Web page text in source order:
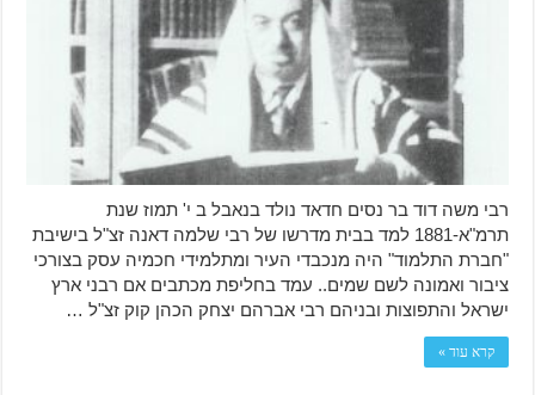
רבי משה דוד בר נסים חדאד נולד בנאבל ב י' תמוז שנת
תרמ"א-1881 למד בבית מדרשו של רבי שלמה דאנה זצ"ל בישיבת
"חברת התלמוד" היה מנכבדי העיר ומתלמידי חכמיה עסק בצורכי
ציבור ואמונה לשם שמים.. עמד בחליפת מכתבים אם רבני ארץ
ישראל והתפוצות ובניהם רבי אברהם יצחק הכהן קוק זצ"ל …
קרא עוד »